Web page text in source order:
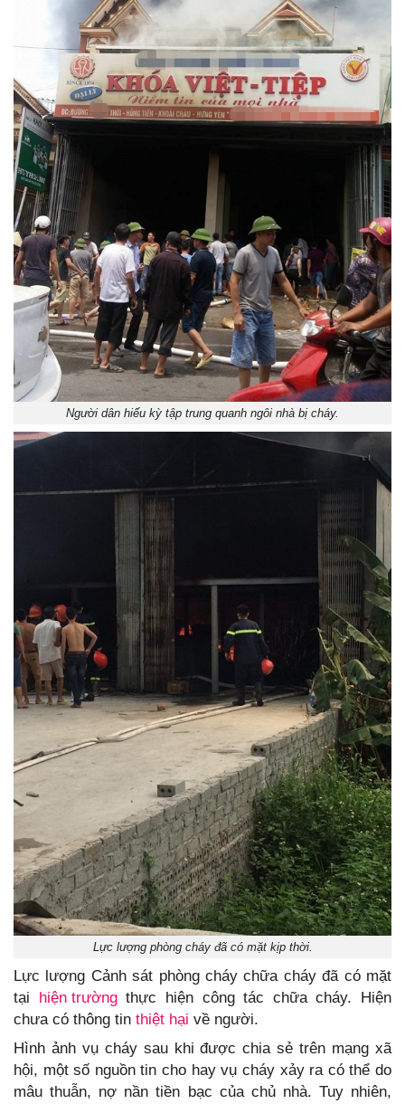
Người dân hiếu kỳ tập trung quanh ngôi nhà bị cháy.
Lực lượng phòng cháy đã có mặt kịp thời.
Lực lượng Cảnh sát phòng cháy chữa cháy đã có mặt
tại
hiện trườngthực hiện công tác chữa cháy. Hiện
chưa có thông tin thiệt hại về người.
Hình ảnh vụ cháy sau khi được chia sẻ trên mạng xã
hội, một số nguồn tin cho hay vụ cháy xảy ra có thể do
mâu thuẫn, nợ nần tiền bạc của chủ nhà. Tuy nhiên,